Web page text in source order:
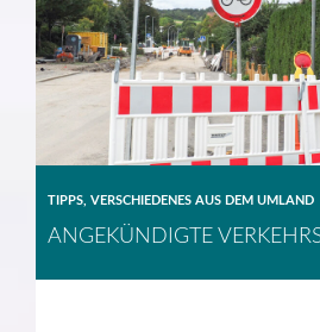
TIPPS VERSCHIEDENES AUS DEM UMLAND
ANGEKÜNDIGTE